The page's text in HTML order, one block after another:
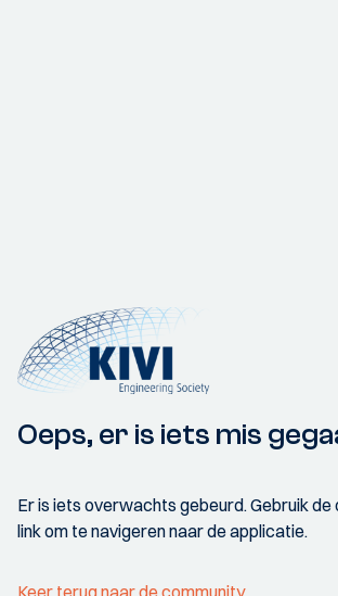
Oeps, er is iets mis
Er is iets overwachts gebeurd. Gebruik
link om te navigeren naar de applicatie.
Keer terug naar de community